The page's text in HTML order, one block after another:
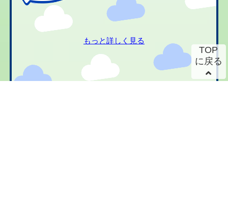
もっと詳しく見る
TOP
に戻る